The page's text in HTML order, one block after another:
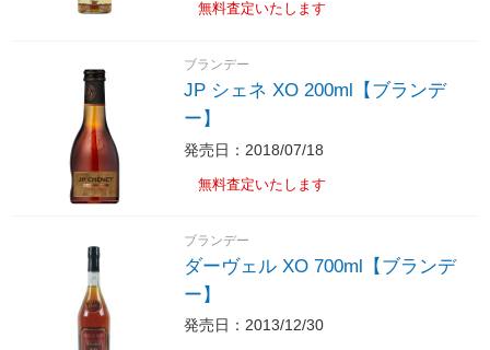
無料査定いたします
ブランデー
JP シェネ XO 200ml【ブランデ
ー】
発売日：2018/07/18
無料査定いたします
ブランデー
ダーヴェル XO 700ml【ブランデ
ー】
発売日：2013/12/30